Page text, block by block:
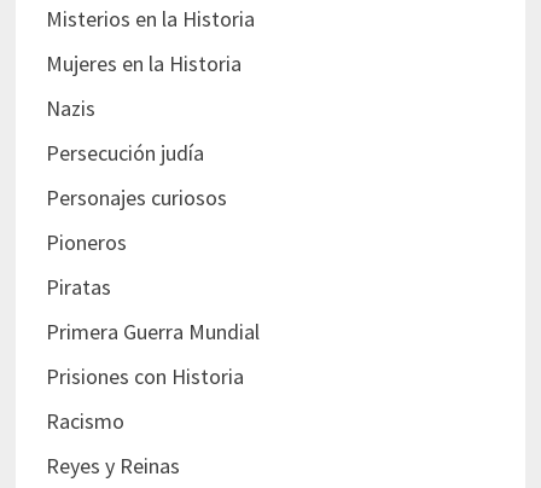
Misterios en la Historia
Mujeres en la Historia
Nazis
Persecución judía
Personajes curiosos
Pioneros
Piratas
Primera Guerra Mundial
Prisiones con Historia
Racismo
Reyes y Reinas